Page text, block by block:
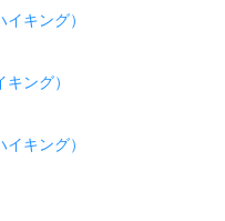
キング）
ング）
キング）